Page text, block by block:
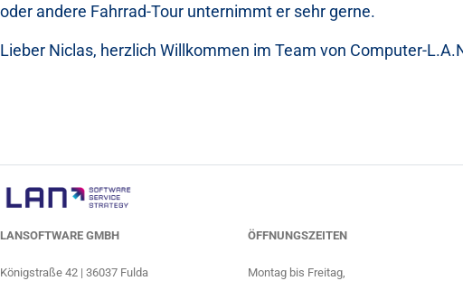
oder andere Fahrrad-Tour unternimmt er sehr gerne.
Lieber Niclas, herzlich Willkommen im Team von Computer-
LANSOFTWARE GMBH
Königstraße 42 | 36037 Fulda
ÖFFNUNGSZEITEN
Montag bis Freitag,